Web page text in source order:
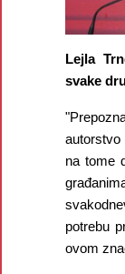
Lejla
svake
na tome
potrebu
ovom